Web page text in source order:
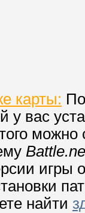
карты:
у вас
можно
игры
найти